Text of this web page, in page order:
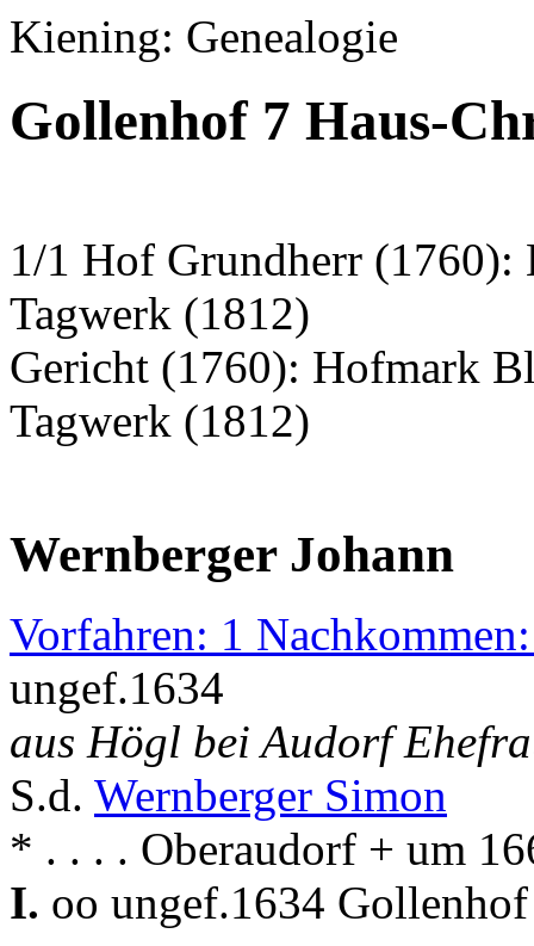
Kiening: Genealogie
Gollenhof 7 Haus-
1/1 Hof Grundherr
Tagwerk (1812)
Gericht (1760): Hofmark
Tagwerk (1812)
Wernberger Johann
Vorfahren: 1
ungef.1634
aus Högl bei Audorf
S.d. Wernberger Simon
* . . . . Oberaudorf + um
I. oo ungef.1634